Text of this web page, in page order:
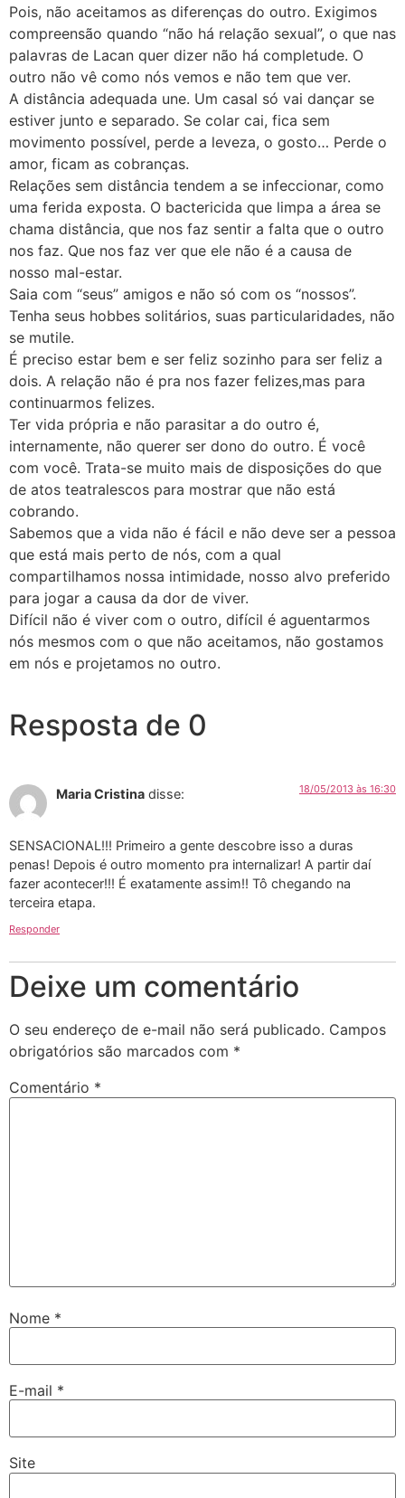
Pois, não aceitamos as diferenças do outro. Exigimos
compreensão quando “não há relação sexual”, o que nas
palavras de Lacan quer dizer não há completude. O
outro não vê como nós vemos e não tem que ver.
A distância adequada une. Um casal só vai dançar se
estiver junto e separado. Se colar cai, fica sem
movimento possível, perde a leveza, o gosto… Perde o
amor, ficam as cobranças.
Relações sem distância tendem a se infeccionar, como
uma ferida exposta. O bactericida que limpa a área se
chama distância, que nos faz sentir a falta que o outro
nos faz. Que nos faz ver que ele não é a causa de
nosso mal-estar.
Saia com “seus” amigos e não só com os “nossos”.
Tenha seus hobbes solitários, suas particularidades, não
se mutile.
É preciso estar bem e ser feliz sozinho para ser feliz a
dois. A relação não é pra nos fazer felizes,mas para
continuarmos felizes.
Ter vida própria e não parasitar a do outro é,
internamente, não querer ser dono do outro. É você
com você. Trata-se muito mais de disposições do que
de atos teatralescos para mostrar que não está
cobrando.
Sabemos que a vida não é fácil e não deve ser a pessoa
que está mais perto de nós, com a qual
compartilhamos nossa intimidade, nosso alvo preferido
para jogar a causa da dor de viver.
Difícil não é viver com o outro, difícil é aguentarmos
nós mesmos com o que não aceitamos, não gostamos
em nós e projetamos no outro.
Resposta de 0
Maria Cristina disse: 18/05/2013 às 16:30
SENSACIONAL!!! Primeiro a gente descobre isso a duras
penas! Depois é outro momento pra internalizar! A partir daí
fazer acontecer!!! É exatamente assim!! Tô chegando na
terceira etapa.
Responder
Deixe um comentário
O seu endereço de e-mail não será publicado. Campos
obrigatórios são marcados com *
Comentário *
Nome *
E-mail *
Site